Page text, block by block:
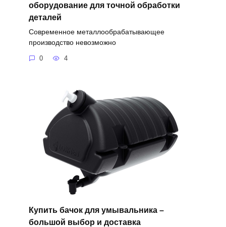
оборудование для точной обработки
деталей
Современное металлообрабатывающее
производство невозможно
0 4
Купить бачок для умывальника –
большой выбор и доставка